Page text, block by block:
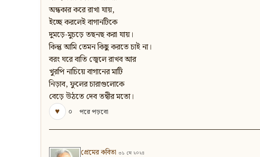
অন্ধকার করে রাখা যায়,
ইচ্ছে করলেই বাগানটিকে
দুমড়ে-মুচড়ে তছনছ করা যায়।
কিন্তু আমি তেমন কিছু করতে চাই না।
বরং ঘরে বাতি জ্বেলে রাখব আর
খুরপি নাচিয়ে বাগানের মাটি
নিড়াব, ফুলের চারাগুলোকে
বেড়ে উঠতে দেব তন্বীর মতো।
♥
০ পরে পড়বো
প্রেমের কবিতা ৩১ মে ২০২৪